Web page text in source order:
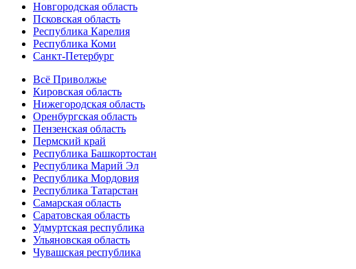
Новгородская область
Псковская область
Республика Карелия
Республика Коми
Санкт-Петербург
Всё Приволжье
Кировская область
Нижегородская область
Оренбургская область
Пензенская область
Пермский край
Республика Башкортостан
Республика Марий Эл
Республика Мордовия
Республика Татарстан
Самарская область
Саратовская область
Удмуртская республика
Ульяновская область
Чувашская республика